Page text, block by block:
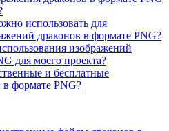
использовать для
драконов в формате PNG?
изображений
для моего проекта?
и бесплатные
в формате PNG?